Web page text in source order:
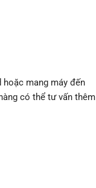
hoặc mang máy đến
có thể tư vấn thêm